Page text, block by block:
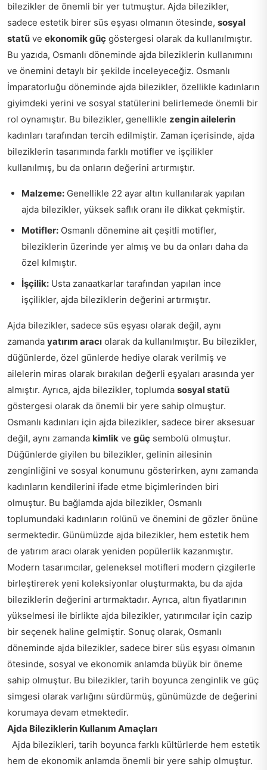
bilezikler de önemli bir yer tutmuştur. Ajda bilezikler,
sadece estetik birer süs eşyası olmanın ötesinde, sosyal
statü ve ekonomik güç göstergesi olarak da kullanılmıştır.
Bu yazıda, Osmanlı döneminde ajda bileziklerin kullanımını
ve önemini detaylı bir şekilde inceleyeceğiz. Osmanlı
İmparatorluğu döneminde ajda bilezikler, özellikle kadınların
giyimdeki yerini ve sosyal statülerini belirlemede önemli bir
rol oynamıştır. Bu bilezikler, genellikle zengin ailelerin
kadınları tarafından tercih edilmiştir. Zaman içerisinde, ajda
bileziklerin tasarımında farklı motifler ve işçilikler
kullanılmış, bu da onların değerini artırmıştır.
Malzeme: Genellikle 22 ayar altın kullanılarak yapılan
ajda bilezikler, yüksek saflık oranı ile dikkat çekmiştir.
Motifler: Osmanlı dönemine ait çeşitli motifler,
bileziklerin üzerinde yer almış ve bu da onları daha da
özel kılmıştır.
İşçilik: Usta zanaatkarlar tarafından yapılan ince
işçilikler, ajda bileziklerin değerini artırmıştır.
Ajda bilezikler, sadece süs eşyası olarak değil, aynı
zamanda yatırım aracı olarak da kullanılmıştır. Bu bilezikler,
düğünlerde, özel günlerde hediye olarak verilmiş ve
ailelerin miras olarak bırakılan değerli eşyaları arasında yer
almıştır. Ayrıca, ajda bilezikler, toplumda sosyal statü
göstergesi olarak da önemli bir yere sahip olmuştur.
Osmanlı kadınları için ajda bilezikler, sadece birer aksesuar
değil, aynı zamanda kimlik ve güç sembolü olmuştur.
Düğünlerde giyilen bu bilezikler, gelinin ailesinin
zenginliğini ve sosyal konumunu gösterirken, aynı zamanda
kadınların kendilerini ifade etme biçimlerinden biri
olmuştur. Bu bağlamda ajda bilezikler, Osmanlı
toplumundaki kadınların rolünü ve önemini de gözler önüne
sermektedir. Günümüzde ajda bilezikler, hem estetik hem
de yatırım aracı olarak yeniden popülerlik kazanmıştır.
Modern tasarımcılar, geleneksel motifleri modern çizgilerle
birleştirerek yeni koleksiyonlar oluşturmakta, bu da ajda
bileziklerin değerini artırmaktadır. Ayrıca, altın fiyatlarının
yükselmesi ile birlikte ajda bilezikler, yatırımcılar için cazip
bir seçenek haline gelmiştir. Sonuç olarak, Osmanlı
döneminde ajda bilezikler, sadece birer süs eşyası olmanın
ötesinde, sosyal ve ekonomik anlamda büyük bir öneme
sahip olmuştur. Bu bilezikler, tarih boyunca zenginlik ve güç
simgesi olarak varlığını sürdürmüş, günümüzde de değerini
korumaya devam etmektedir.
Ajda Bileziklerin Kullanım Amaçları
Ajda bilezikleri, tarih boyunca farklı kültürlerde hem estetik
hem de ekonomik anlamda önemli bir yere sahip olmuştur.